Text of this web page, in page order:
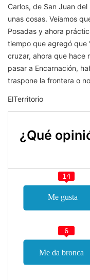
Carlos, de San Juan
unas cosas. Veíamos
Posadas y ahora
tiempo que agregó que
cruzar, ahora que hace
pasar a Encarnación,
traspone la frontera o
ElTerritorio
¿Qué
14
6